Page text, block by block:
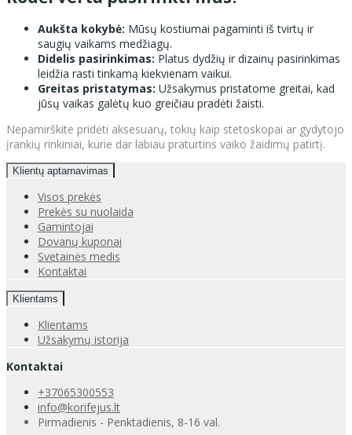
Aukšta kokybė: Mūsų kostiumai pagaminti iš tvirtų ir
saugių vaikams medžiagų.
Didelis pasirinkimas: Platus dydžių ir dizainų pasirinkimas
leidžia rasti tinkamą kiekvienam vaikui.
Greitas pristatymas: Užsakymus pristatome greitai, kad
jūsų vaikas galėtų kuo greičiau pradėti žaisti.
Nepamirškite pridėti aksesuarų, tokių kaip stetoskopai ar gydytojo
įrankių rinkiniai, kurie dar labiau praturtins vaiko žaidimų patirtį.
Klientų aptarnavimas
Visos prekės
Prekės su nuolaida
Gamintojai
Dovanų kuponai
Svetainės medis
Kontaktai
Klientams
Klientams
Užsakymų istorija
Kontaktai
+37065300553
info@korifejus.lt
Pirmadienis - Penktadienis, 8-16 val.